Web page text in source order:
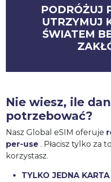
PODRÓŻUJ
UTRZYMUJ
ŚWIATEM
Nie wiesz, ile
potrzebować?
Nasz Global eSIM oferuje
per-use . Płacisz tylko za
korzystasz.
TYLKO JEDNA KARTA